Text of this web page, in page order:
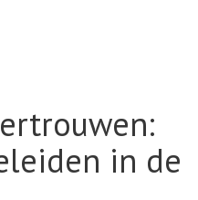
in de